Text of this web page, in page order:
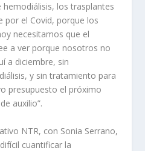
los trasplantes
por el Covid, porque los
necesitamos que el
a ver porque nosotros no
a diciembre, sin
y sin tratamiento para
presupuesto el próximo
auxilio”.
NTR, con Sonia Serrano,
cuantificar la